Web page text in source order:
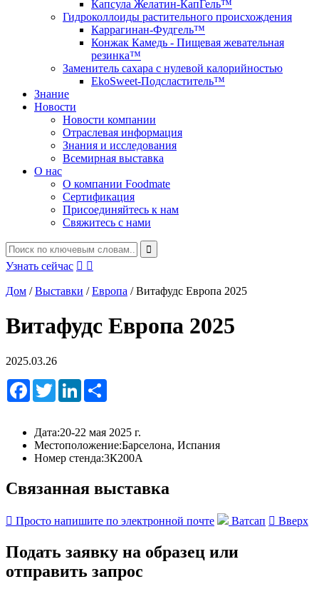
Капсула Желатин-КапГель™
Гидроколлоиды растительного происхождения
Каррагинан-Фудгель™
Конжак Камедь - Пищевая жевательная
резинка™
Заменитель сахара с нулевой калорийностью
EkoSweet-Подсластитель™
Знание
Новости
Новости компании
Отраслевая информация
Знания и исследования
Всемирная выставка
О нас
О компании Foodmate
Сертификация
Присоединяйтесь к нам
Свяжитесь с нами
Узнать сейчас  
Дом /Выставки /Европа /Витафудс Европа 2025
Витафудс Европа 2025
2025.03.26
FacebookTwitterLinkedIn
Дата:20-22 мая 2025 г.
Местоположение:Барселона, Испания
Номер стенда:3К200А
Связанная выставка
 Просто напишите по электронной почте Ватсап  Вверх
Подать заявку на образец или
отправить запрос